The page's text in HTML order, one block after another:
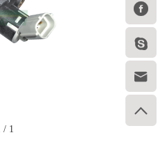




/ 1